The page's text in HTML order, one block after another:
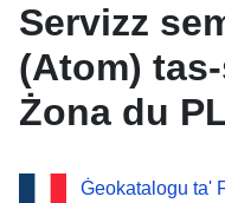
Servizz
(Atom)
Żona du
Ġeokatalogu ta'